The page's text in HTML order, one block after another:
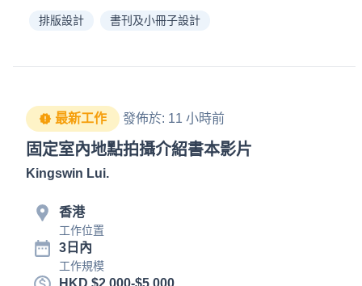
排版設計 書刊及小冊子設計
最新工作 發佈於: 11 小時前
固定室內地點拍攝介紹書本影片
Kingswin Lui.
香港
工作位置
3日內
工作規模
HKD $2,000-$5,000